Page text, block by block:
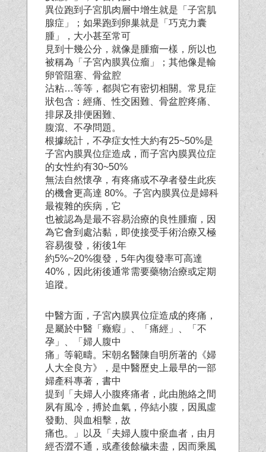
異位跑到子宮肌肉層中增生就是「子宮肌
腺症」；如果跑到卵巢就是「巧克力囊
腫」，大小甚至常可
見到十幾公分，就像是腫瘤一樣，所以也
被稱為「子宮內膜異位瘤」；其他像是輸
卵管阻塞、骨盆腔
沾粘…等等，都與它有密切相關。常見症
狀包含：經痛、性交困難、骨盆腔疼痛、
排尿及排便困難、
腹瀉、不孕問題。
根據統計，不孕症女性大約有25~50%是
子宮內膜異位症造成，而子宮內膜異位症
的女性約有30~50%
無法自然懷孕，有疼痛或不孕者發生此疾
的機會更高達 80%。子宮內膜異位是婦科
最複雜的疾病，它
也被認為是最不容易治療的良性腫瘤，因
為它會到處沾黏，即使接受手術治療又極
容易復發，術後1年
約5%~20%復發，5年內復發率可高達
40%，因此術後通常需要藥物治療或定期
追蹤。
中醫方面，子宮內膜異位症造成的疼痛，
是屬於中醫「癥瘕」、「痛經」、「不
孕」、「婦人腹中
痛」等範疇。宋朝名醫陳自明所著的《婦
人大全良方》，是中醫歷史上最早的一部
婦產科專著，書中
提到「夫婦人小腹疼痛者，此由胞絡之間
夙有風冷，搏於血氣，停結小腹，因風虛
發動、與血相擊，故
痛也。」以及「夫婦人腹中瘀血者，由月
經否澀不通，或產後餘穢未盡，因而乘風